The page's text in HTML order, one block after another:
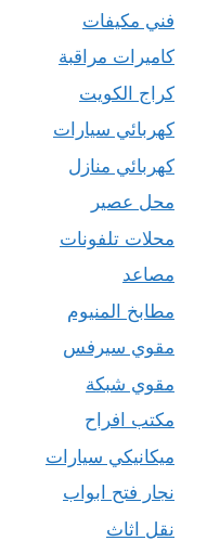
فني مكيفات
كاميرات مراقبة
كراج الكويت
كهربائي سيارات
كهربائي منازل
محل عصير
محلات تلفونات
مصاعد
مطابخ المنيوم
مقوي سيرفس
مقوي شبكة
مكتب افراح
ميكانيكي سيارات
نجار فتح ابواب
نقل اثاث